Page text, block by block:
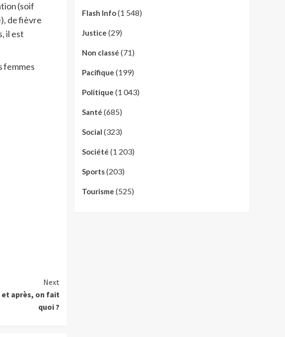
(soif
de fièvre
il est
femmes
Next
et après, on fait
quoi ?
Flash Info(1 548)
Justice (29)
Non classé (71)
Pacifique (199)
Politique (1 043)
Santé (685)
Social (323)
Société (1 203)
Sports(203)
Tourisme (525)